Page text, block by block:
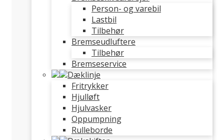
Person- og varebil
Lastbil
Tilbehør
Bremseudluftere
Tilbehør
Bremseservice
Dæklinje
Fritrykker
Hjulløft
Hjulvasker
Oppumpning
Rulleborde